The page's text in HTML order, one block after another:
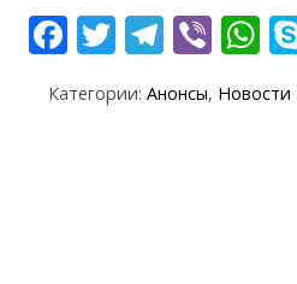
F
e
T
itt
T
e
Vi
er
W
at
Категории: Анонсы, Новости